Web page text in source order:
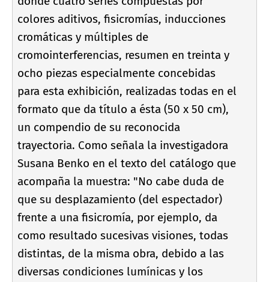
colores aditivos, fisicromí­as, inducciones
cromáticas y múltiples de
cromointerferencias, resumen en treinta y
ocho piezas especialmente concebidas
para esta exhibición, realizadas todas en el
formato que da tí­tulo a ésta (50 x 50 cm),
un compendio de su reconocida
trayectoria. Como señala la investigadora
Susana Benko en el texto del catálogo que
acompaña la muestra: "No cabe duda de
que su desplazamiento (del espectador)
frente a una fisicromí­a, por ejemplo, da
como resultado sucesivas visiones, todas
distintas, de la misma obra, debido a las
diversas condiciones lumí­nicas y los